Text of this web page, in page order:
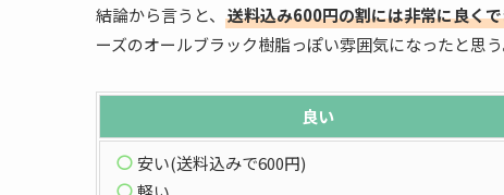
結論から言うと、 送料込み600円の割には非常に良く
ーズのオールブラック樹脂っぽい雰囲気になったと思う
良い
安い(送料込みで600円)